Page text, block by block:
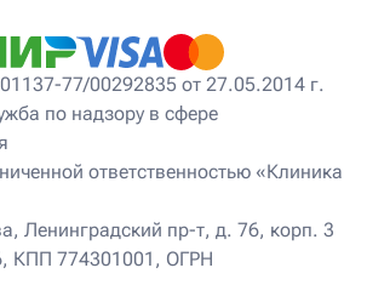
77/00292835 от 27.05.2014 г.
по надзору в сфере
ответственностью «Клиника
Ленинградский пр-т, д. 76, корп. 3
КПП 774301001, ОГРН